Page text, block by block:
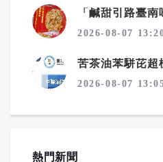
2026-08-07
2026-08-07
熱門新聞